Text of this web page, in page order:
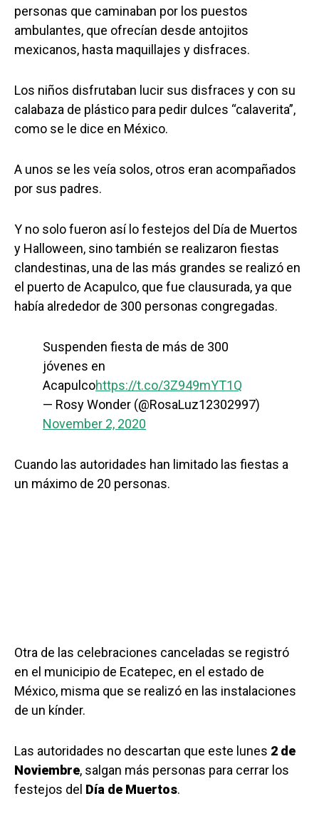
personas que caminaban por los puestos
ambulantes, que ofrecían desde antojitos
mexicanos, hasta maquillajes y disfraces.
Los niños disfrutaban lucir sus disfraces y con su
calabaza de plástico para pedir dulces “calaverita”,
como se le dice en México.
A unos se les veía solos, otros eran acompañados
por sus padres.
Y no solo fueron así lo festejos del Día de Muertos
y Halloween, sino también se realizaron fiestas
clandestinas, una de las más grandes se realizó en
el puerto de Acapulco, que fue clausurada, ya que
había alrededor de 300 personas congregadas.
Suspenden fiesta de más de 300
jóvenes en
Acapulcohttps://t.co/3Z949mYT1Q
— Rosy Wonder (@RosaLuz12302997)
November 2, 2020
Cuando las autoridades han limitado las fiestas a
un máximo de 20 personas.
Otra de las celebraciones canceladas se registró
en el municipio de Ecatepec, en el estado de
México, misma que se realizó en las instalaciones
de un kínder.
Las autoridades no descartan que este lunes 2 de
Noviembre, salgan más personas para cerrar los
festejos del Día de Muertos.